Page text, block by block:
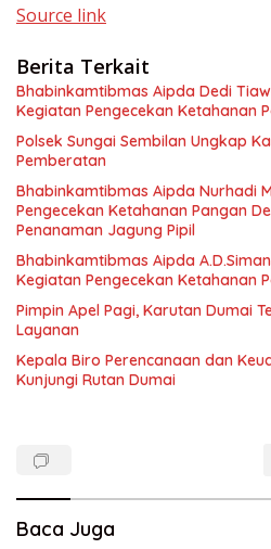
Source link
Berita Terkait
Bhabinkamtibmas Aipda Dedi
Kegiatan Pengecekan Ketahanan
Polsek Sungai Sembilan Ungkap
Pemberatan
Bhabinkamtibmas Aipda Nurhadi
Pengecekan Ketahanan Pangan
Penanaman Jagung Pipil
Bhabinkamtibmas Aipda
Kegiatan Pengecekan Ketahanan
Pimpin Apel Pagi, Karutan Dumai
Layanan
Kepala Biro Perencanaan dan
Kunjungi Rutan Dumai
Baca Juga